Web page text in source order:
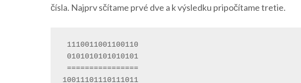
čísla. Najprv sčítame prvé dve a k výsledku pripočítame tretie.
10011101110111011